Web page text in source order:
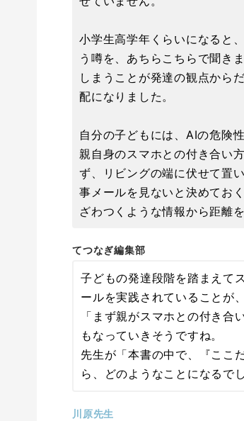
小学生高学年くらいになると
う噂を、あちらこちらで聞き
しまうことが発達の観点から
配になりました。
自分の子どもには、AIの危険
親自身のスマホとの付き合い
ず、リビングの端に伏せて置
事メールを見ないと決めてお
ざわつくような情報から距離
てつなぎ編集部
子どもの発達段階を踏まえて
ールを実践されていることが
「まず親がスマホとの付き
もなっていきそうですね。
先生が「本書の中で、『ここ
ら、どのようなことになるで
川原先生